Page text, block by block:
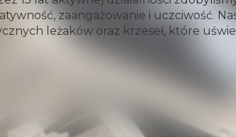
one doskonałe narzędzie reklamowe
wybór siedzisk – od leżaków po krzesła
przyciągną uwagę.